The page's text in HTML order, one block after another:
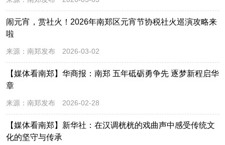
闹元宵，赏社火！2026年南郑区元宵节协税社火巡演攻略来
啦
来源： 南郑发布 2026-03-02
【媒体看南郑】华商报：南郑 五年砥砺勇争先 逐梦新程启华
章
来源： 南郑发布 2026-02-28
【媒体看南郑】新华社：在汉调桄桄的戏曲声中感受传统文
化的坚守与传承